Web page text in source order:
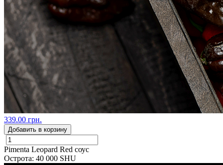
339.00 грн.
Добавить в корзину
Pimenta Leopard Red соус
Острота: 40 000 SHU